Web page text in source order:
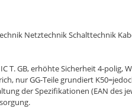
Netztechnik Schalttechnik
T. GB, erhöhte Sicherheit 4-polig,
nur GG-Teile grundiert
der Spezifikationen (EAN des